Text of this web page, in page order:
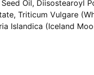
Oil, Diisostearoyl
Triticum Vulgare
Islandica (Iceland